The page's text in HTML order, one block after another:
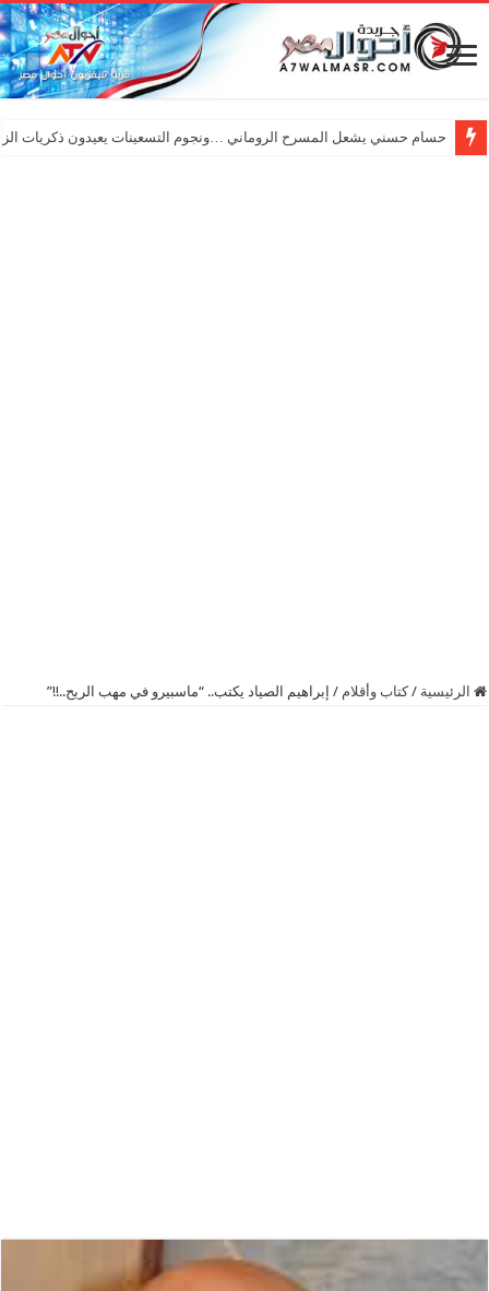
حسام حسني يشعل المسرح الروماني …ونجوم التسعينات يعيدون ذكريات
الرئيسية / كتاب وأقلام / إبراهيم الصياد يكتب.. “ماسبيرو في مهب الريح..!!”